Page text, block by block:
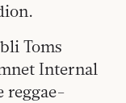
Toms
Internal
reggae-